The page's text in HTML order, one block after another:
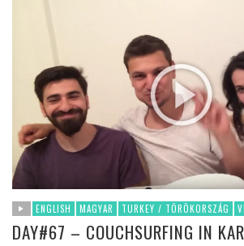
ENGLISH MAGYAR TURKEY / TÖRÖKORSZÁG
DAY#67 – COUCHSURFING IN